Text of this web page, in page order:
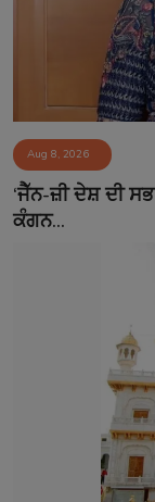
Aug 8, 2026
‘ਜੈੱਨ-ਜ਼ੀ ਦੇਸ਼ ਦੀ
ਕੰਗਨ...